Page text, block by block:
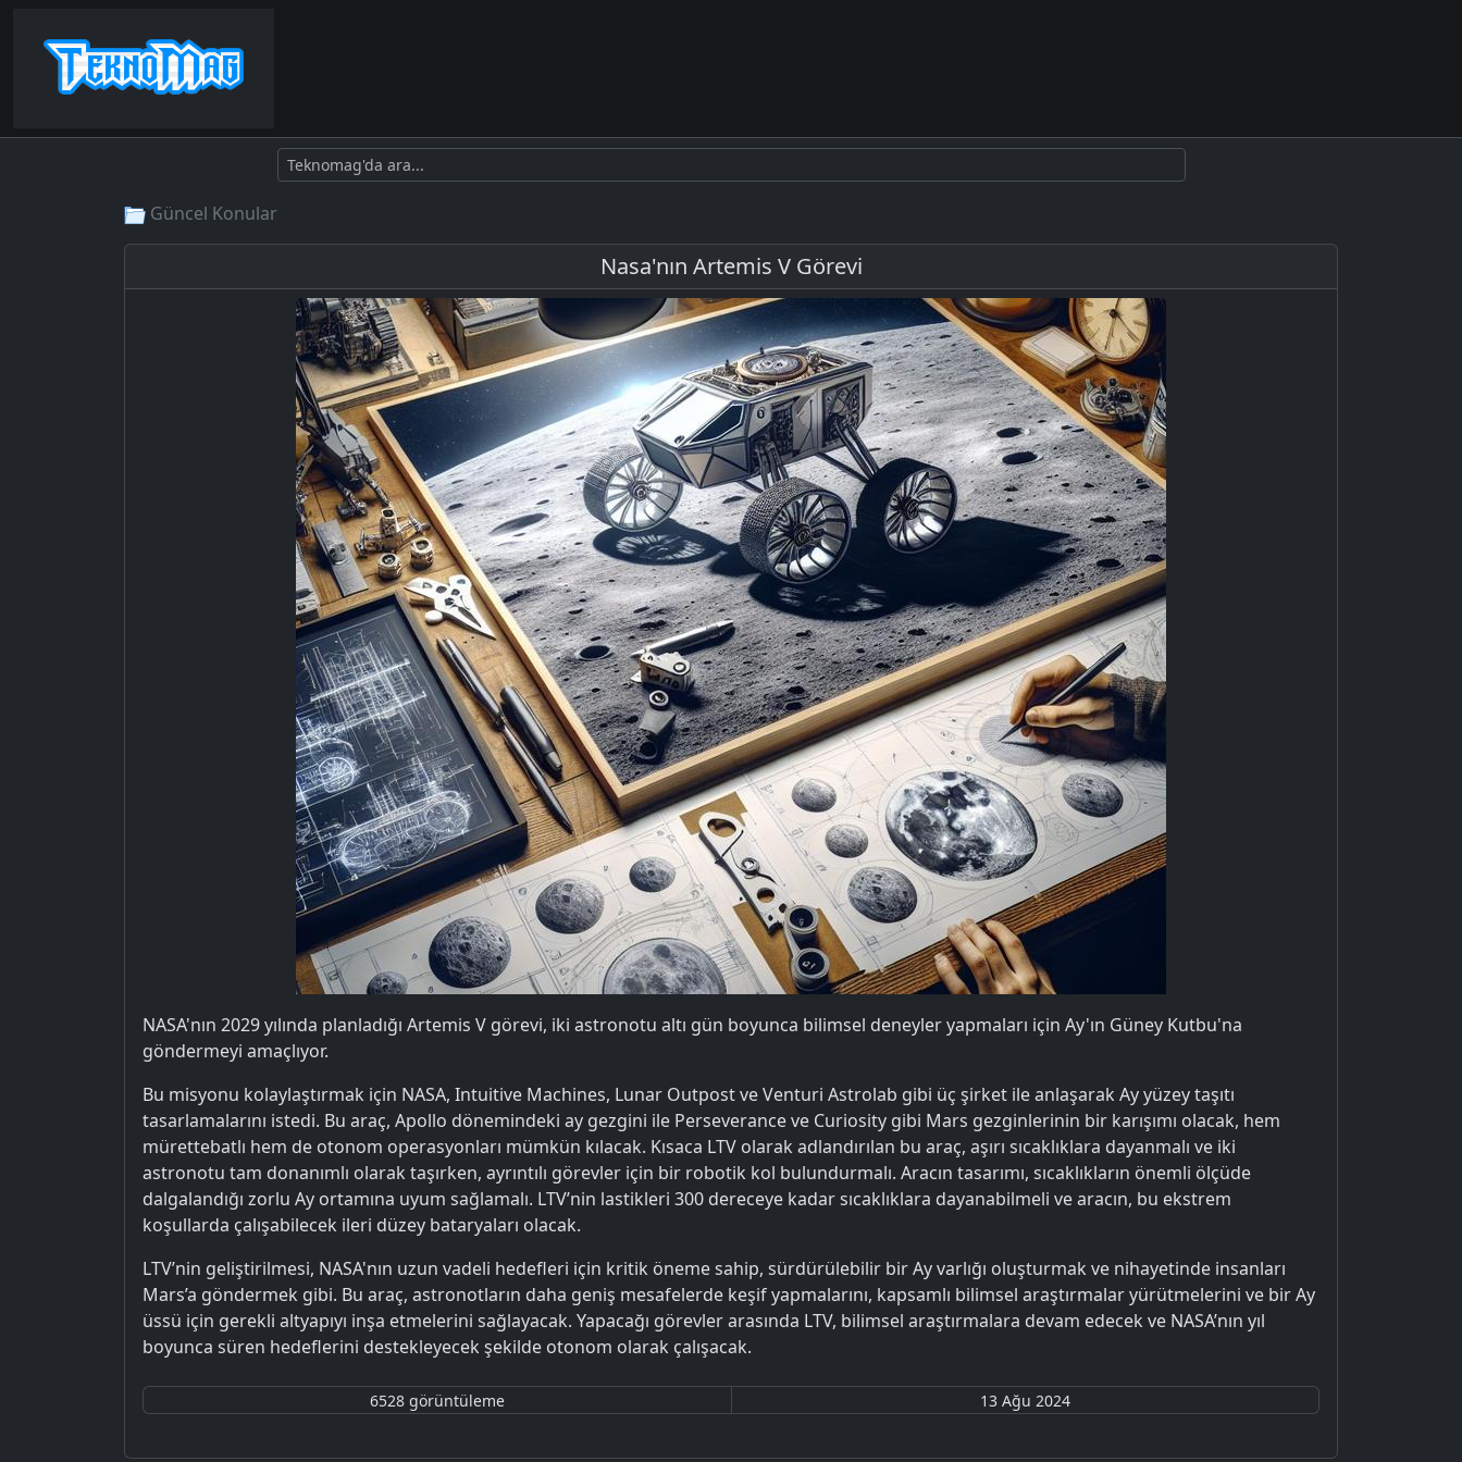
Güncel Konular
Nasa'nın Artemis V Görevi
NASA'nın 2029 yılında planladığı Artemis V görevi, iki astronotu altı gün boyunca bilimsel deneyler yapmaları için Ay'ın Güney Kutbu'na
göndermeyi amaçlıyor.
Bu misyonu kolaylaştırmak için NASA, Intuitive Machines, Lunar Outpost ve Venturi Astrolab gibi üç şirket ile anlaşarak Ay yüzey taşıtı
tasarlamalarını istedi. Bu araç, Apollo dönemindeki ay gezgini ile Perseverance ve Curiosity gibi Mars gezginlerinin bir karışımı olacak, hem
mürettebatlı hem de otonom operasyonları mümkün kılacak. Kısaca LTV olarak adlandırılan bu araç, aşırı sıcaklıklara dayanmalı ve iki
astronotu tam donanımlı olarak taşırken, ayrıntılı görevler için bir robotik kol bulundurmalı. Aracın tasarımı, sıcaklıkların önemli ölçüde
dalgalandığı zorlu Ay ortamına uyum sağlamalı. LTV’nin lastikleri 300 dereceye kadar sıcaklıklara dayanabilmeli ve aracın, bu ekstrem
koşullarda çalışabilecek ileri düzey bataryaları olacak.
LTV’nin geliştirilmesi, NASA'nın uzun vadeli hedefleri için kritik öneme sahip, sürdürülebilir bir Ay varlığı oluşturmak ve nihayetinde insanları
Mars’a göndermek gibi. Bu araç, astronotların daha geniş mesafelerde keşif yapmalarını, kapsamlı bilimsel araştırmalar yürütmelerini ve bir Ay
üssü için gerekli altyapıyı inşa etmelerini sağlayacak. Yapacağı görevler arasında LTV, bilimsel araştırmalara devam edecek ve NASA’nın yıl
boyunca süren hedeflerini destekleyecek şekilde otonom olarak çalışacak.
6528 görüntüleme 13 Ağu 2024